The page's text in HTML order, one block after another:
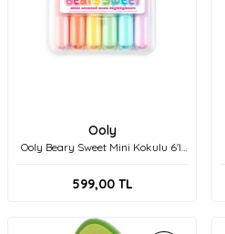
Ooly
Ooly Beary Sweet Mini Kokulu 6'lı
599,00TL